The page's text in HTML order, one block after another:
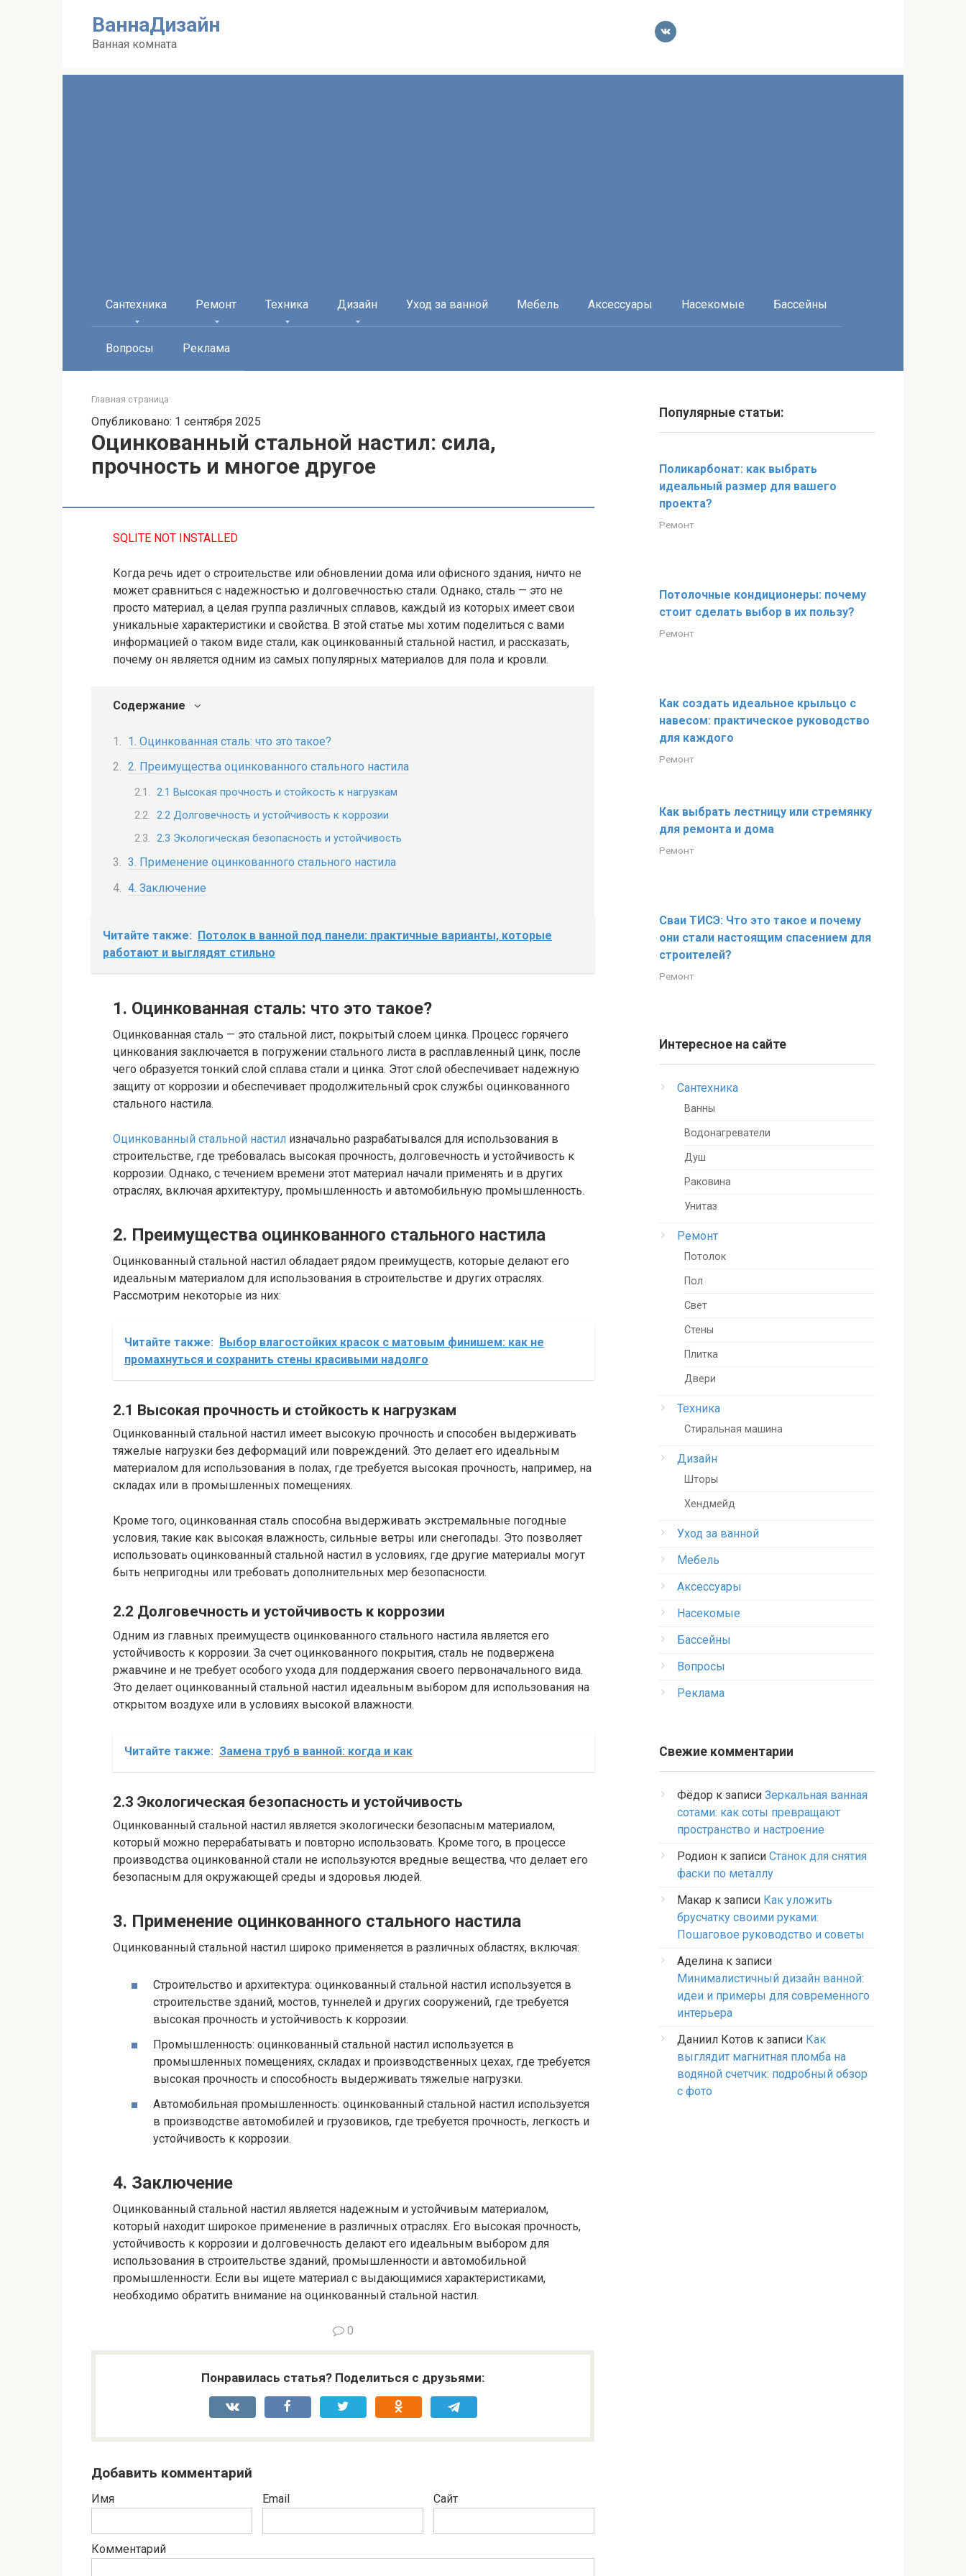
ВаннаДизайн
Ванная комната
Сантехника Ремонт Техника Дизайн Уход за ванной Мебель Аксессуары Насекомые Бассейны
Вопросы Реклама
Главная страница
Опубликовано: 1 сентября 2025
Оцинкованный стальной настил: сила,
прочность и многое другое
SQLITE NOT INSTALLED
Когда речь идет о строительстве или обновлении дома или офисного здания, ничто не
может сравниться с надежностью и долговечностью стали. Однако, сталь — это не
просто материал, а целая группа различных сплавов, каждый из которых имеет свои
уникальные характеристики и свойства. В этой статье мы хотим поделиться с вами
информацией о таком виде стали, как оцинкованный стальной настил, и рассказать,
почему он является одним из самых популярных материалов для пола и кровли.
Содержание
1. Оцинкованная сталь: что это такое?
2. Преимущества оцинкованного стального настила
2.1 Высокая прочность и стойкость к нагрузкам
2.2 Долговечность и устойчивость к коррозии
2.3 Экологическая безопасность и устойчивость
3. Применение оцинкованного стального настила
4. Заключение
Читайте также: Потолок в ванной под панели: практичные варианты, которые
работают и выглядят стильно
1. Оцинкованная сталь: что это такое?
Оцинкованная сталь — это стальной лист, покрытый слоем цинка. Процесс горячего
цинкования заключается в погружении стального листа в расплавленный цинк, после
чего образуется тонкий слой сплава стали и цинка. Этот слой обеспечивает надежную
защиту от коррозии и обеспечивает продолжительный срок службы оцинкованного
стального настила.
Оцинкованный стальной настил изначально разрабатывался для использования в
строительстве, где требовалась высокая прочность, долговечность и устойчивость к
коррозии. Однако, с течением времени этот материал начали применять и в других
отраслях, включая архитектуру, промышленность и автомобильную промышленность.
2. Преимущества оцинкованного стального настила
Оцинкованный стальной настил обладает рядом преимуществ, которые делают его
идеальным материалом для использования в строительстве и других отраслях.
Рассмотрим некоторые из них:
Читайте также: Выбор влагостойких красок с матовым финишем: как не
промахнуться и сохранить стены красивыми надолго
2.1 Высокая прочность и стойкость к нагрузкам
Оцинкованный стальной настил имеет высокую прочность и способен выдерживать
тяжелые нагрузки без деформаций или повреждений. Это делает его идеальным
материалом для использования в полах, где требуется высокая прочность, например, на
складах или в промышленных помещениях.
Кроме того, оцинкованная сталь способна выдерживать экстремальные погодные
условия, такие как высокая влажность, сильные ветры или снегопады. Это позволяет
использовать оцинкованный стальной настил в условиях, где другие материалы могут
быть непригодны или требовать дополнительных мер безопасности.
2.2 Долговечность и устойчивость к коррозии
Одним из главных преимуществ оцинкованного стального настила является его
устойчивость к коррозии. За счет оцинкованного покрытия, сталь не подвержена
ржавчине и не требует особого ухода для поддержания своего первоначального вида.
Это делает оцинкованный стальной настил идеальным выбором для использования на
открытом воздухе или в условиях высокой влажности.
Читайте также: Замена труб в ванной: когда и как
2.3 Экологическая безопасность и устойчивость
Оцинкованный стальной настил является экологически безопасным материалом,
который можно перерабатывать и повторно использовать. Кроме того, в процессе
производства оцинкованной стали не используются вредные вещества, что делает его
безопасным для окружающей среды и здоровья людей.
3. Применение оцинкованного стального настила
Оцинкованный стальной настил широко применяется в различных областях, включая:
Строительство и архитектура: оцинкованный стальной настил используется в
строительстве зданий, мостов, туннелей и других сооружений, где требуется
высокая прочность и устойчивость к коррозии.
Промышленность: оцинкованный стальной настил используется в
промышленных помещениях, складах и производственных цехах, где требуется
высокая прочность и способность выдерживать тяжелые нагрузки.
Автомобильная промышленность: оцинкованный стальной настил используется
в производстве автомобилей и грузовиков, где требуется прочность, легкость и
устойчивость к коррозии.
4. Заключение
Оцинкованный стальной настил является надежным и устойчивым материалом,
который находит широкое применение в различных отраслях. Его высокая прочность,
устойчивость к коррозии и долговечность делают его идеальным выбором для
использования в строительстве зданий, промышленности и автомобильной
промышленности. Если вы ищете материал с выдающимися характеристиками,
необходимо обратить внимание на оцинкованный стальной настил.
0
Понравилась статья? Поделиться с друзьями:
Добавить комментарий
Имя Email Сайт
Комментарий
Популярные статьи:
Поликарбонат: как выбрать
идеальный размер для вашего
проекта?
Ремонт
Потолочные кондиционеры: почему
стоит сделать выбор в их пользу?
Ремонт
Как создать идеальное крыльцо с
навесом: практическое руководство
для каждого
Ремонт
Как выбрать лестницу или стремянку
для ремонта и дома
Ремонт
Сваи ТИСЭ: Что это такое и почему
они стали настоящим спасением для
строителей?
Ремонт
Интересное на сайте
Сантехника
Ванны
Водонагреватели
Душ
Раковина
Унитаз
Ремонт
Потолок
Пол
Свет
Стены
Плитка
Двери
Техника
Стиральная машина
Дизайн
Шторы
Хендмейд
Уход за ванной
Мебель
Аксессуары
Насекомые
Бассейны
Вопросы
Реклама
Свежие комментарии
Фёдор к записи Зеркальная ванная
сотами: как соты превращают
пространство и настроение
Родион к записи Станок для снятия
фаски по металлу
Макар к записи Как уложить
брусчатку своими руками:
Пошаговое руководство и советы
Аделина к записи
Минималистичный дизайн ванной:
идеи и примеры для современного
интерьера
Даниил Котов к записи Как
выглядит магнитная пломба на
водяной счетчик: подробный обзор
с фото